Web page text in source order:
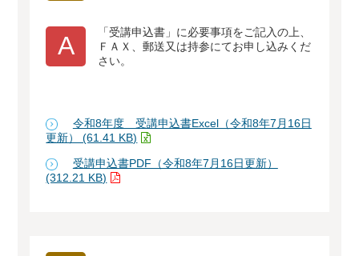
A
「受講申込書」に必要事項をご記入の上、
ＦＡＸ、郵送又は持参にてお申し込みくだ
さい。
令和8年度 受講申込書Excel（令和8年7月16日
更新） (61.41 KB)
受講申込書PDF（令和8年7月16日更新）
(312.21 KB)